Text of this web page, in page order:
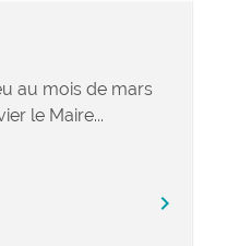
au mois de mars
le Maire...
chevron_right